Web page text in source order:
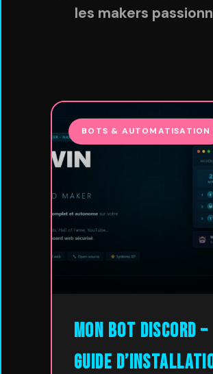
les makers
BOTS & AUTOMATISATION
Mon Bot Discord –
Guide